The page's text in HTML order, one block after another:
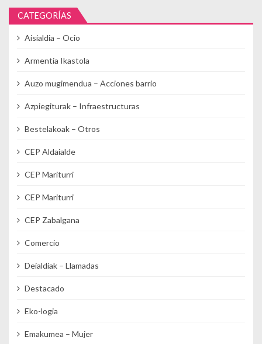
CATEGORÍAS
Aisialdia – Ocio
Armentia Ikastola
Auzo mugimendua – Acciones barrio
Azpiegiturak – Infraestructuras
Bestelakoak – Otros
CEP Aldaialde
CEP Mariturri
CEP Mariturri
CEP Zabalgana
Comercio
Deialdiak – Llamadas
Destacado
Eko-logia
Emakumea – Mujer